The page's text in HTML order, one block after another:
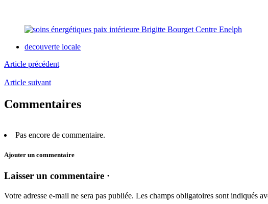
decouverte locale
Article précédent
Article suivant
Commentaires
Pas encore de commentaire.
Ajouter un commentaire
Laisser un commentaire ·
Votre adresse e-mail ne sera pas publiée. Les champs obligatoires sont indiqués